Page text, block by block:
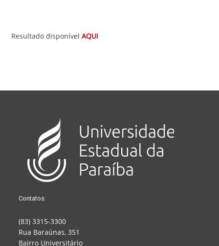
Resultado disponível AQUI
Contatos:
(83) 3315-3300
Rua Baraúnas, 351
Bairro Universitário